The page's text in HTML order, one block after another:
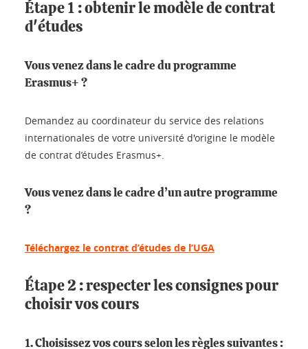
Étape 1 : obtenir le modèle de contrat
d'études
Vous venez dans le cadre du programme
Erasmus+ ?
Demandez au coordinateur du service des relations
internationales de votre université d'origine le modèle
de contrat d’études Erasmus+.
Vous venez dans le cadre d’un autre programme
?
Téléchargez le contrat d’études de l’UGA
Étape 2 : respecter les consignes pour
choisir vos cours
1. Choisissez vos cours selon les règles suivantes :